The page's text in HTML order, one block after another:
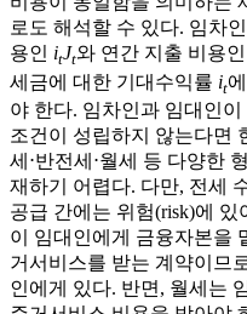
로도 해석할 수 있다. 임차
용인 itJt와 연간 지출 비용인
세금에 대한 기대수익률 it
야 한다. 임차인과 임대인
조건이 성립하지 않는다면
세⋅반전세⋅월세 등 다양한
재하기 어렵다. 다만, 전세
공급 간에는 위험(risk)에
이 임대인에게 금융자본을
거서비스를 받는 계약이므
인에게 있다. 반면, 월세는